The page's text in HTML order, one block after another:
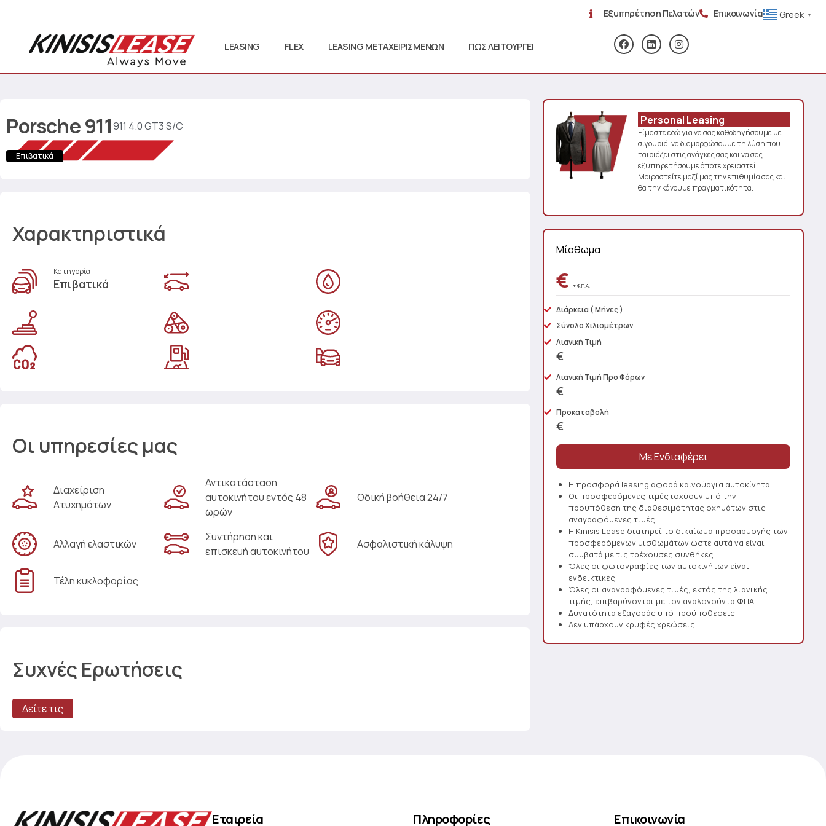
Εξυπηρέτηση Πελατών Επικοινωνία Greek ▼
LEASING FLEX LEASING ΜΕΤΑΧΕΙΡΙΣΜΕΝΩΝ ΠΩΣ ΛΕΙΤΟΥΡΓΕΙ
Porsche911911 4.0 GT3 S/C
Επιβατικά
Χαρακτηριστικά
Κατηγορία
Επιβατικά
Οι υπηρεσίες μας
Διαχείριση
Ατυχημάτων
Αντικατάσταση
αυτοκινήτου εντός 48
ωρών
Οδική βοήθεια 24/7
Αλλαγή ελαστικών
Συντήρηση και
επισκευή αυτοκινήτου
Ασφαλιστική κάλυψη
Τέλη κυκλοφορίας
Συχνές Ερωτήσεις
Δείτε τις
Personal Leasing
Είμαστε εδώ για να σας καθοδηγήσουμε με
σιγουριά, να διαμορφώσουμε τη λύση που
ταιριάζει στις ανάγκες σας και να σας
εξυπηρετήσουμε όποτε χρειαστεί.
Μοιραστείτε μαζί μας την επιθυμία σας και
θα την κάνουμε πραγματικότητα.
Μίσθωμα
€+ Φ.Π.Α.
Διάρκεια ( Μήνες )
Σύνολο Χιλιομέτρων
Λιανική Τιμή
€
Λιανική Τιμή Προ Φόρων
€
Προκαταβολή
€
Η προσφορά leasing αφορά καινούργια αυτοκίνητα.
Οι προσφερόμενες τιμές ισχύουν υπό την
προϋπόθεση της διαθεσιμότητας οχημάτων στις
αναγραφόμενες τιμές
Η Kinisis Lease διατηρεί το δικαίωμα προσαρμογής των
προσφερόμενων μισθωμάτων ώστε αυτά να είναι
συμβατά με τις τρέχουσες συνθήκες.
Όλες οι φωτογραφίες των αυτοκινήτων είναι
ενδεικτικές.
Όλες οι αναγραφόμενες τιμές, εκτός της λιανικής
τιμής, επιβαρύνονται με τον αναλογούντα ΦΠΑ.
Δυνατότητα εξαγοράς υπό προϋποθέσεις
Δεν υπάρχουν κρυφές χρεώσεις.
Εταιρεία Πληροφορίες Επικοινωνία